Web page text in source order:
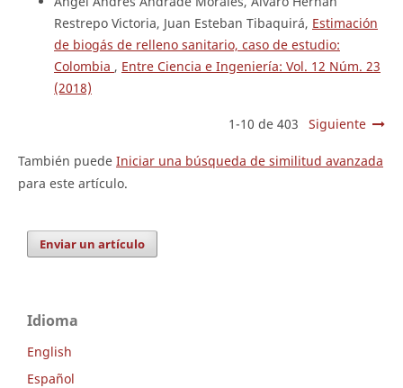
Restrepo Victoria, Juan Esteban Tibaquirá, Estimación
de biogás de relleno sanitario, caso de estudio:
Colombia , Entre Ciencia e Ingeniería: Vol. 12 Núm. 23
(2018)
1-10 de 403 Siguiente
También puede Iniciar una búsqueda de similitud avanzada
para este artículo.
Enviar un artículo
Idioma
English
Español